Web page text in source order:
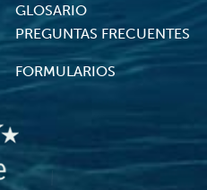
GLOSARIO
PREGUNTAS FRECUENTES
FORMULARIOS